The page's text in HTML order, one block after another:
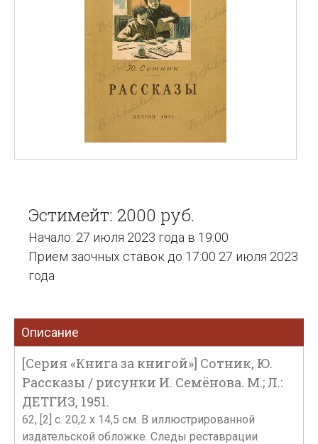
Эстимейт: 2000 руб.
Начало: 27 июля 2023 года в 19:00
Прием заочных ставок до 17:00 27 июля 2023
года
Описание
[Серия «Книга за книгой»] Сотник, Ю.
Рассказы / рисунки И. Семёнова. М.; Л.:
ДЕТГИЗ, 1951.
62, [2] с. 20,2 х 14,5 см. В иллюстрированной
издательской обложке. Следы реставрации